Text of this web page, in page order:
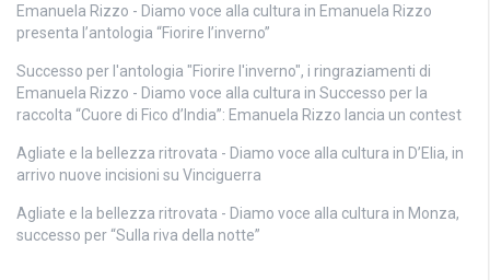
Emanuela Rizzo - Diamo voce alla cultura in Emanuela Rizzo
presenta l’antologia “Fiorire l’inverno”
Successo per l'antologia "Fiorire l'inverno", i ringraziamenti di
Emanuela Rizzo - Diamo voce alla cultura in Successo per la
raccolta “Cuore di Fico d’India”: Emanuela Rizzo lancia un contest
Agliate e la bellezza ritrovata - Diamo voce alla cultura in D’Elia, in
arrivo nuove incisioni su Vinciguerra
Agliate e la bellezza ritrovata - Diamo voce alla cultura in Monza,
successo per “Sulla riva della notte”